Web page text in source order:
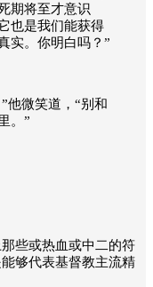
期将至才意识
也是我们能获得
实。你明白吗？”
他微笑道，“别和
。”
些或热血或中二的符
够代表基督教主流精